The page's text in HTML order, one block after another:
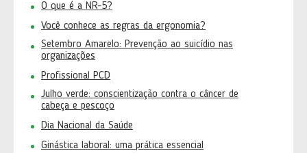
O que é a NR-5?
Você conhece as regras da ergonomia?
Setembro Amarelo: Prevenção ao suicídio nas
organizações
Profissional PCD
Julho verde: conscientização contra o câncer de
cabeça e pescoço
Dia Nacional da Saúde
Ginástica laboral: uma prática essencial